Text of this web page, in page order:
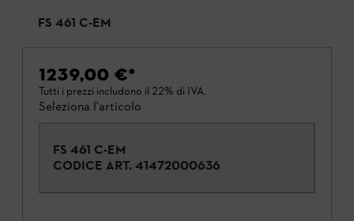
FS 461 C-EM
1239,00 €*
Tutti i prezzi includono il 22% di IVA.
Seleziona l'articolo
FS 461 C-EM
CODICE ART. 41472000636